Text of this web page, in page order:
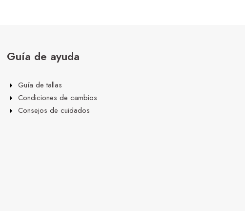
Guía de ayuda
Guía de tallas
Condiciones de cambios
Consejos de cuidados